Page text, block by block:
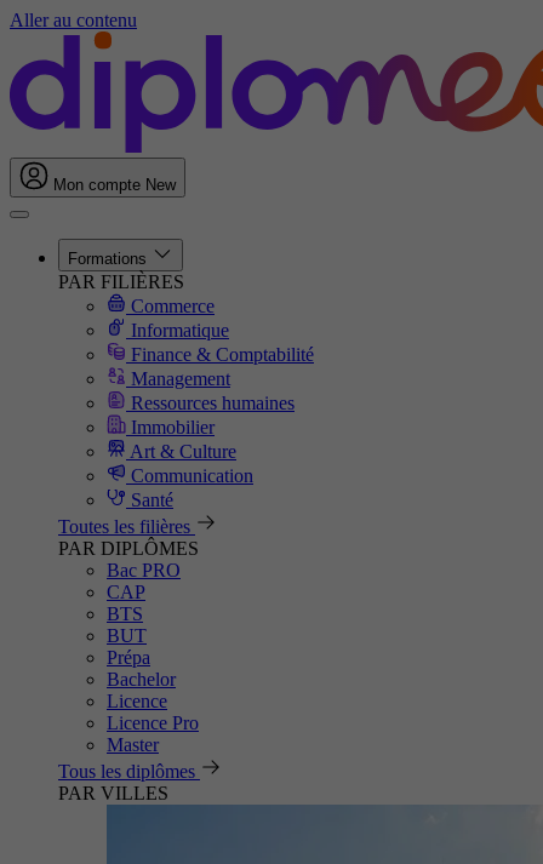
Aller au contenu
Mon compte New
Formations
PAR FILIÈRES
Commerce
Informatique
Finance & Comptabilité
Management
Ressources humaines
Immobilier
Art & Culture
Communication
Santé
Toutes les filières
PAR DIPLÔMES
Bac PRO
CAP
BTS
BUT
Prépa
Bachelor
Licence
Licence Pro
Master
Tous les diplômes
PAR VILLES